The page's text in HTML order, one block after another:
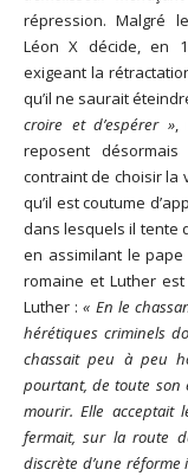
répression. Malgré
Léon X décide, en
exigeant la
qu’il ne saurait
croire et d’espérer »,
reposent
contraint de choisir la
qu’il est coutume
dans lesquels il tente
en assimilant le pape
romaine et Luther
Luther :« En le
hérétiques criminels
chassait peu à peu
pourtant, de toute son
mourir. Elle acceptait
fermait, sur la route
discrète d’une réforme